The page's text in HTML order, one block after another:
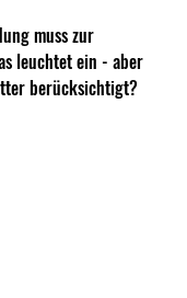
muss zur
leuchtet ein - aber
berücksichtigt?